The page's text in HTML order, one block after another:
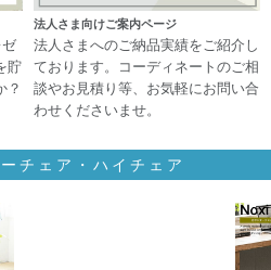
貯
？
法人さま向けご案内ページ
法人さまへのご納品実績をご紹介し
ております。コーディネートのご相
談やお見積り等、お気軽にお問い合
わせくださいませ。
チェア・ハイチェア